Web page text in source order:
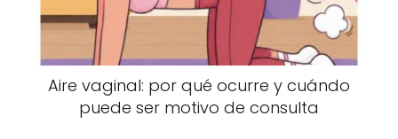
4. Tu piel se siente seca
La piel necesita una adecuada hidratación
para mantener su elasticidad y aspecto
saludable. Si notas que está más seca,
Aire vaginal: por qué ocurre y cuándo
puede ser motivo de consulta